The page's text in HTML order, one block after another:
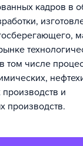
кадров в
том числе
и
производств.